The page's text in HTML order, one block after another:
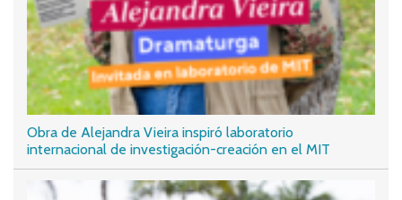
Obra de Alejandra Vieira inspiró laboratorio
internacional de investigación-creación en el MIT